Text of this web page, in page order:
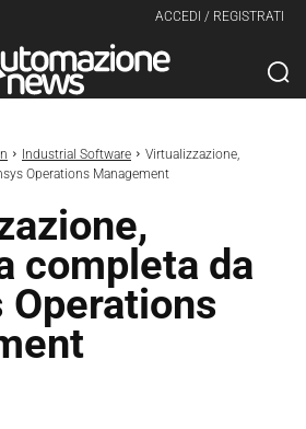
ACCEDI / REGISTRATI
Industrial Software
Virtualizzazione,
Operations Management
completa da
Operations